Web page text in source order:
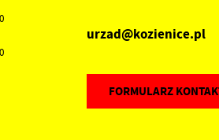
urzad@kozienice.pl
FORMULARZ